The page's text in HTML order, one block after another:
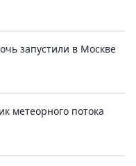
запустили в Москве
метеорного потока